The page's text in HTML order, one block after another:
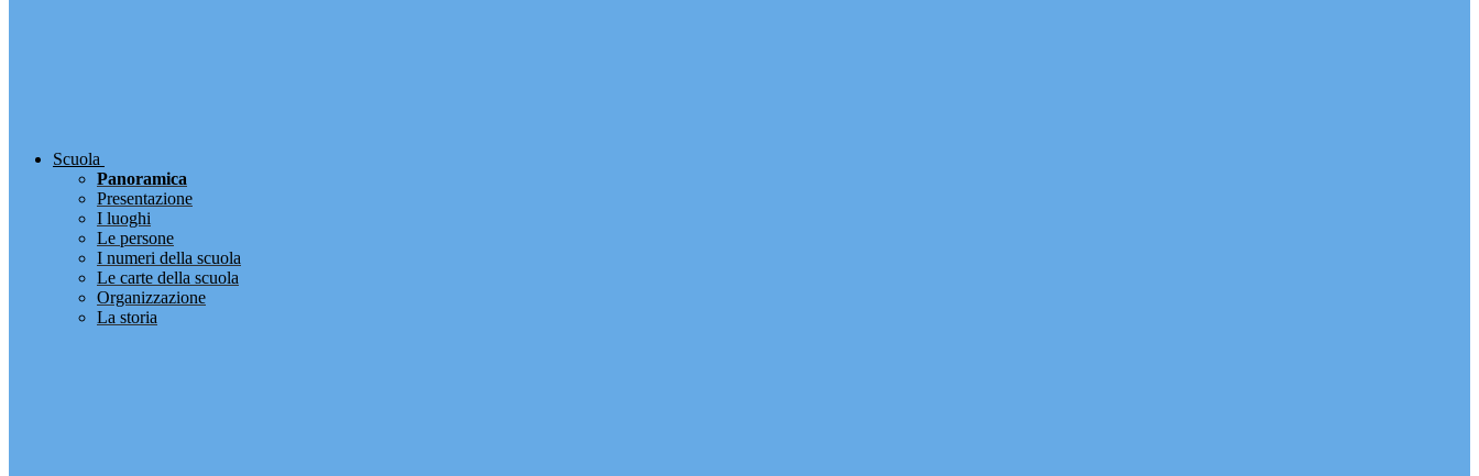
Scuola
Panoramica
Presentazione
I luoghi
Le persone
I numeri della scuola
Le carte della scuola
Organizzazione
La storia